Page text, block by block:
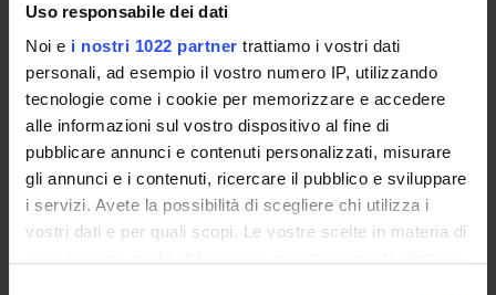
Uso responsabile dei dati
Noi e i nostri 1022 partner trattiamo i vostri dati
personali, ad esempio il vostro numero IP, utilizzando
tecnologie come i cookie per memorizzare e accedere
alle informazioni sul vostro dispositivo al fine di
pubblicare annunci e contenuti personalizzati, misurare
gli annunci e i contenuti, ricercare il pubblico e sviluppare
i servizi. Avete la possibilità di scegliere chi utilizza i
vostri dati e per quali scopi. Le vostre scelte in materia di
potranno anche derivare implicazioni pratiche per i policy
maker, gli sponsor e i patrocinatori dell’evento, per una
maggiore efficienza nell’allocazione di risorse pubbliche per
la pianificazione e la realizzazione degli eventi con finalità
sia turistiche che non turistiche.
Il progetto è stato finanziato attraverso il bando Joint
Projects 2017 dell'Università di Verona.
PARTECIPANTI AL PROGETTO